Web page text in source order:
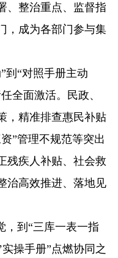
、整治重点、监督指
，成为各部门参与集
“对照手册主动
全面激活。民政、
，精准排查惠民补贴
”管理不规范等突出
残疾人补贴、社会救
治高效推进、落地见
到“三库一表一指
操手册”点燃协同之